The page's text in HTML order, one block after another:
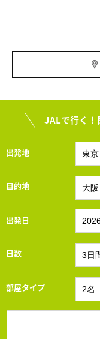
JALで行く！
出発地
目的地
出発日
日数
部屋タイプ